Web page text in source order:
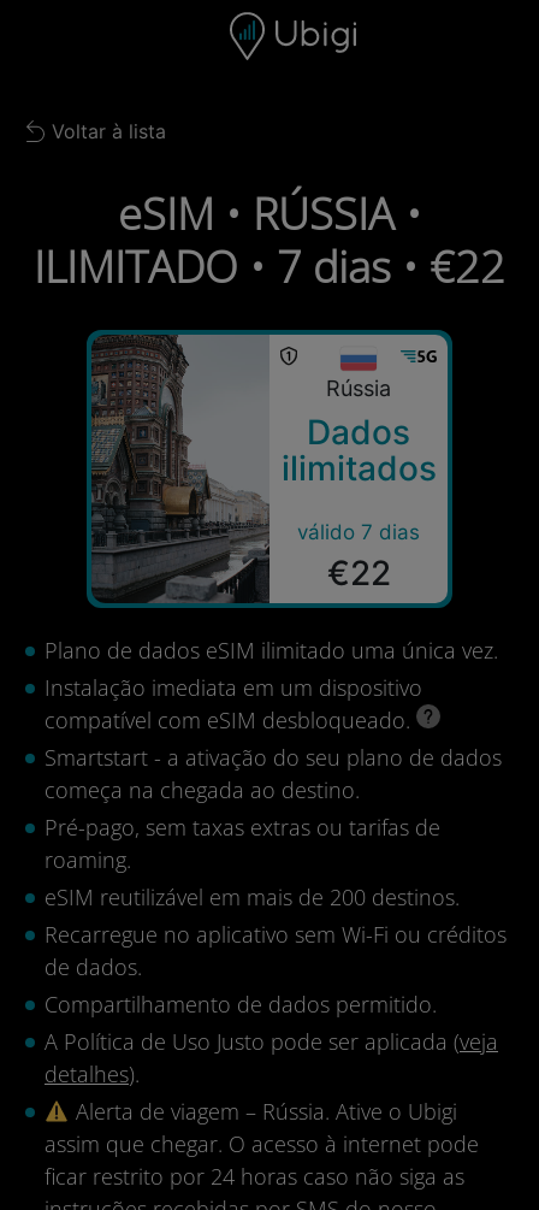
Barra de navegação
Back to list
Voltar à lista
eSIM • RÚSSIA •
ILIMITADO • 7 dias • €22
Rússia
Dados
ilimitados
válido 7 dias
€22
Plano de dados eSIM ilimitado uma única vez.
Instalação imediata em um dispositivo
compatível com eSIM desbloqueado.
Smartstart - a ativação do seu plano de dados
começa na chegada ao destino.
Pré-pago, sem taxas extras ou tarifas de
roaming.
eSIM reutilizável em mais de 200 destinos.
Recarregue no aplicativo sem Wi-Fi ou créditos
de dados.
Compartilhamento de dados permitido.
A Política de Uso Justo pode ser aplicada (veja
detalhes).
Alerta de viagem – Rússia. Ative o Ubigi
assim que chegar. O acesso à internet pode
ficar restrito por 24 horas caso não siga as